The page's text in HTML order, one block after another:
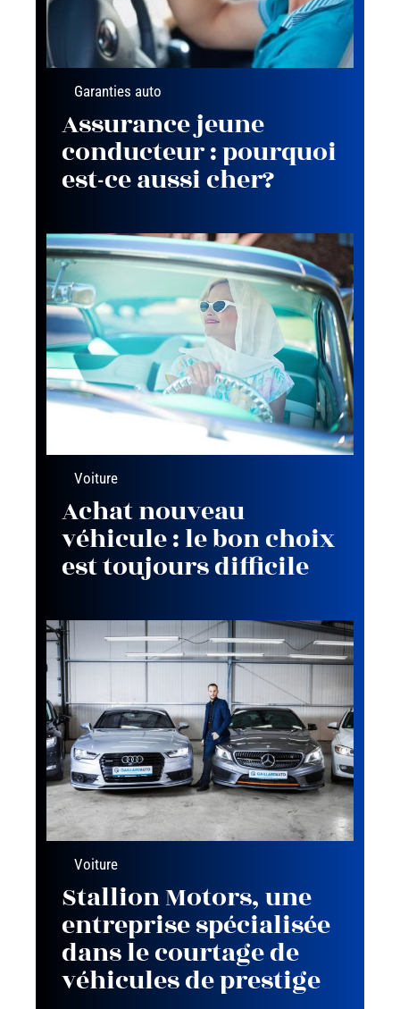
Garanties auto
Assurance jeune
conducteur : pourquoi
est-ce aussi cher?
Voiture
Achat nouveau
véhicule : le bon choix
est toujours difficile
Voiture
Stallion Motors, une
entreprise spécialisée
dans le courtage de
véhicules de prestige